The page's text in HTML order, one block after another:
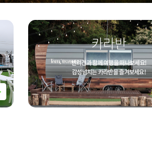
카라반
반려견과 함께 여행을 떠나보세요!
감성넘치는 카라반을 즐겨보세요!